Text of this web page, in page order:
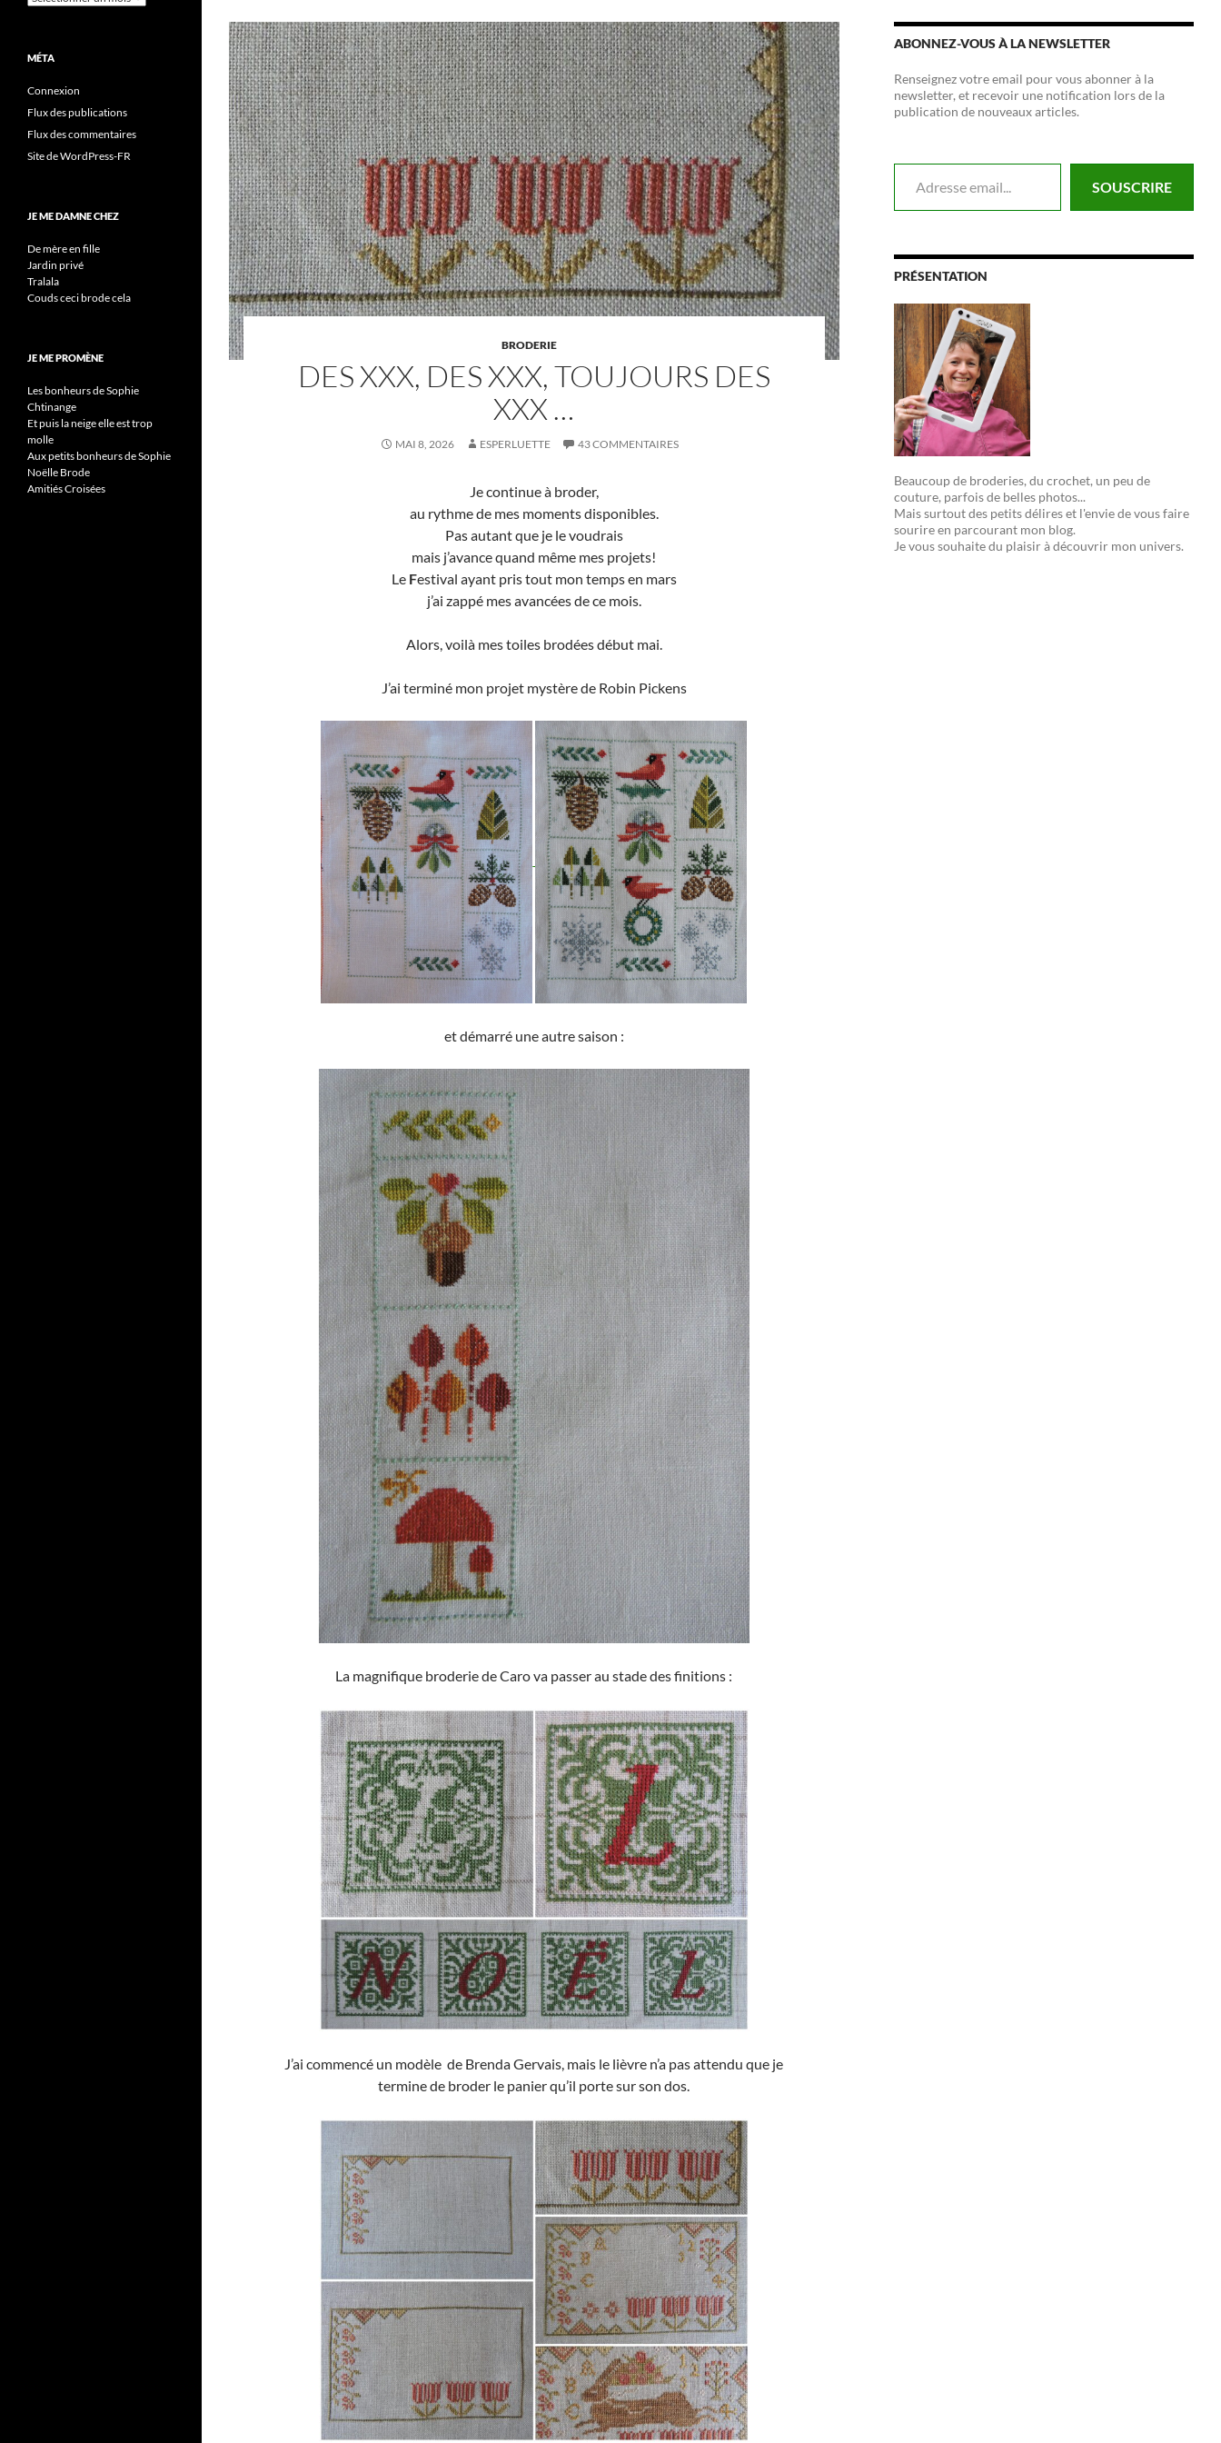
BRODERIE
DES XXX, DES XXX, TOUJOURS DES
XXX …
MAI 8, 2026 ESPERLUETTE 43 COMMENTAIRES
Je continue à broder,
au rythme de mes moments disponibles.
Pas autant que je le voudrais
mais j’avance quand même mes projets!
Le Festival ayant pris tout mon temps en mars
j’ai zappé mes avancées de ce mois.
Alors, voilà mes toiles brodées début mai.
J’ai terminé mon projet mystère de Robin Pickens
et démarré une autre saison :
La magnifique broderie de Caro va passer au stade des finitions :
J’ai commencé un modèle de Brenda Gervais, mais le lièvre n’a pas attendu que je
termine de broder le panier qu’il porte sur son dos.
ABONNEZ-VOUS À LA NEWSLETTER
Renseignez votre email pour vous abonner à la
newsletter, et recevoir une notification lors de la
publication de nouveaux articles.
Adresse email...
SOUSCRIRE
PRÉSENTATION
Beaucoup de broderies, du crochet, un peu de
couture, parfois de belles photos...
Mais surtout des petits délires et l'envie de vous faire
sourire en parcourant mon blog.
Je vous souhaite du plaisir à découvrir mon univers.
MÉTA
Connexion
Flux des publications
Flux des commentaires
Site de WordPress-FR
JE ME DAMNE CHEZ
De mère en fille
Jardin privé
Tralala
Couds ceci brode cela
JE ME PROMÈNE
Les bonheurs de Sophie
Chtinange
Et puis la neige elle est trop
molle
Aux petits bonheurs de Sophie
Noëlle Brode
Amitiés Croisées